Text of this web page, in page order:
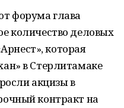
форума глава
количество деловых
которая
в Стерлитамаке
акцизы в
контракт на